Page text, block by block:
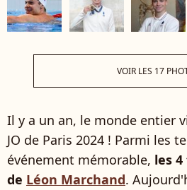
VOIR LES 17
Il y a un an, le monde entier
JO de Paris 2024 ! Parmi les
événement mémorable, les
de Léon Marchand.